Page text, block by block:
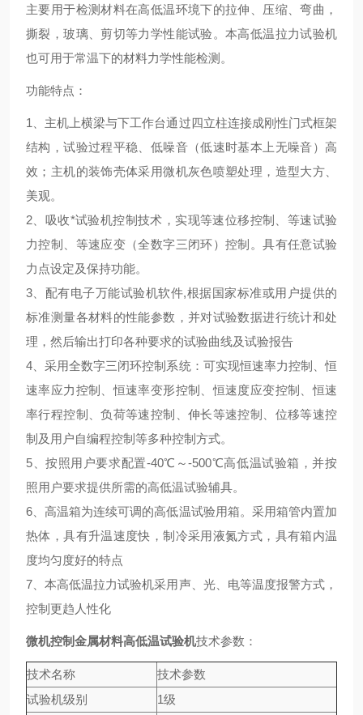
主要用于检测材料在高低温环境下的拉伸、压缩、弯曲，
撕裂，玻璃、剪切等力学性能试验。本高低温拉力试验机
也可用于常温下的材料力学性能检测。
功能特点：
1、主机上横梁与下工作台通过四立柱连接成刚性门式框架
结构，试验过程平稳、低噪音（低速时基本上无噪音）高
效；主机的装饰壳体采用微机灰色喷塑处理，造型大方、
美观。
2、吸收*试验机控制技术，实现等速位移控制、等速试验
力控制、等速应变（全数字三闭环）控制。具有任意试验
力点设定及保持功能。
3、配有电子万能试验机软件,根据国家标准或用户提供的
标准测量各材料的性能参数，并对试验数据进行统计和处
理，然后输出打印各种要求的试验曲线及试验报告
4、采用全数字三闭环控制系统：可实现恒速率力控制、恒
速率应力控制、恒速率变形控制、恒速度应变控制、恒速
率行程控制、负荷等速控制、伸长等速控制、位移等速控
制及用户自编程控制等多种控制方式。
5、按照用户要求配置-40℃～-500℃高低温试验箱，并按
照用户要求提供所需的高低温试验辅具。
6、高温箱为连续可调的高低温试验用箱。采用箱管内置加
热体，具有升温速度快，制冷采用液氮方式，具有箱内温
度均匀度好的特点
7、本高低温拉力试验机采用声、光、电等温度报警方式，
控制更趋人性化
微机控制金属材料高低温试验机技术参数：
技术名称
技术参数
试验机级别
1级